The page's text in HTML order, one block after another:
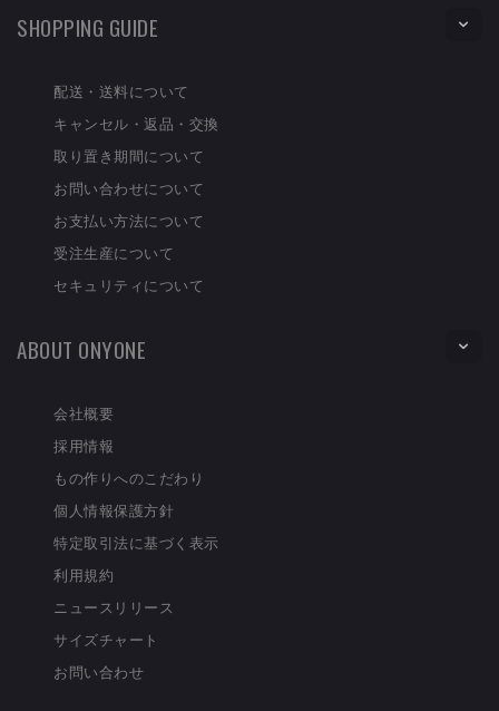
SHOPPING GUIDE
配送・送料について
キャンセル・返品・交換
取り置き期間について
お問い合わせについて
お支払い方法について
受注生産について
セキュリティについて
ABOUT ONYONE
会社概要
採用情報
もの作りへのこだわり
個人情報保護方針
特定取引法に基づく表示
利用規約
ニュースリリース
サイズチャート
お問い合わせ